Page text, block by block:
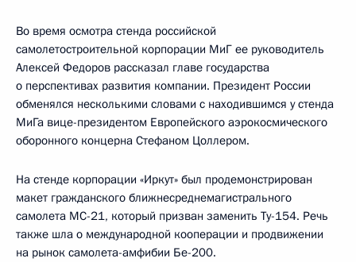
Во время осмотра стенда российской
самолетостроительной корпорации МиГ ее руководитель
Алексей Федоров рассказал главе государства
о перспективах развития компании. Президент России
обменялся несколькими словами с находившимся у стенда
МиГа вице-президентом Европейского аэрокосмического
оборонного концерна Стефаном Цоллером.
На стенде корпорации «Иркут» был продемонстрирован
макет гражданского ближнесреднемагистрального
самолета МС-21, который призван заменить Ту-154. Речь
также шла о международной кооперации и продвижении
на рынок самолета-амфибии Бе-200.